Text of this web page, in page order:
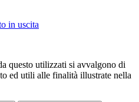
in uscita
questo utilizzati si avvalgono di
ed utili alle finalità illustrate nella